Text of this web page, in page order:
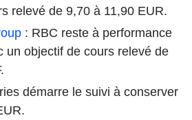
relevé de 9,70 à 11,90 EUR.
: RBC reste à performance
un objectif de cours relevé de
démarre le suivi à conserver